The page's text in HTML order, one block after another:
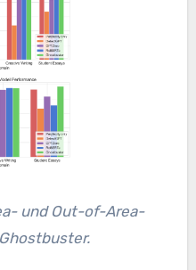
und Out-of-Area-